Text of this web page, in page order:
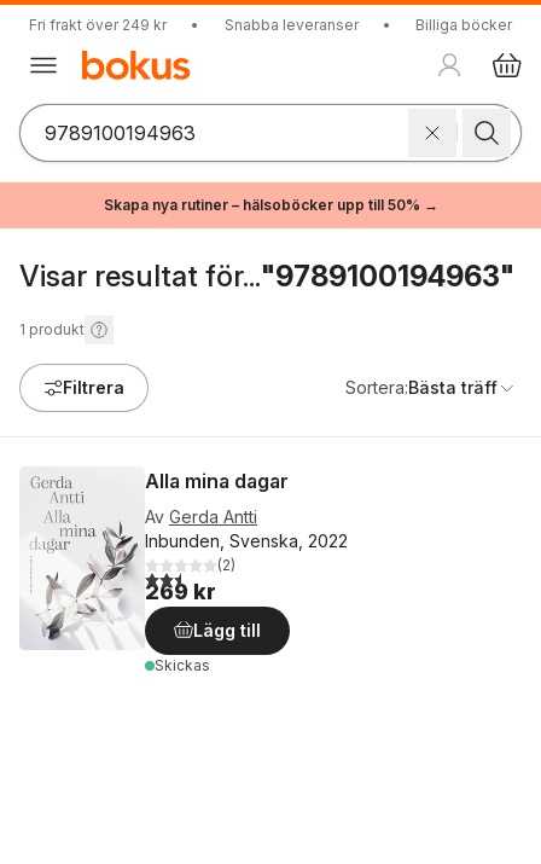
Fri frakt över 249 kr • Snabba leveranser • Billiga böcker
Skapa nya rutiner – hälsoböcker upp till 50% →
Visar resultat för..."9789100194963"
1 produkt
Filtrera Sortera:Bästa träff
Alla mina dagar
Av Gerda Antti
Inbunden, Svenska, 2022
2,5utav 5 stjärnor. Totalt antal röster:
(2)
269 kr
Lägg till
Skickas